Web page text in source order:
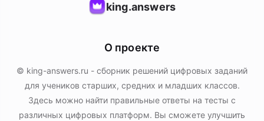
king.answers
О проекте
© king-answers.ru - сборник решений цифровых заданий
для учеников старших, средних и младших классов.
Здесь можно найти правильные ответы на тесты с
различных цифровых платформ. Вы сможете улучшить